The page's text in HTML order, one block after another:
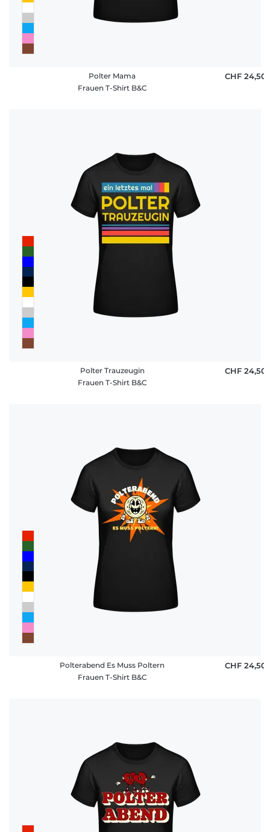
Polter Mama
Frauen T-Shirt B&C
CHF 24,50
Polter Trauzeugin
Frauen T-Shirt B&C
CHF 24,50
Polterabend Es Muss Poltern
Frauen T-Shirt B&C
CHF 24,50